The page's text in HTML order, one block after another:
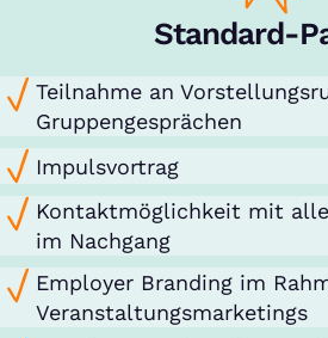
Standard-
Teilnahme an
Gruppengesprächen
Impulsvortrag
Kontaktmöglichkeit mit
im Nachgang
Employer Branding im
Veranstaltungsmarketings